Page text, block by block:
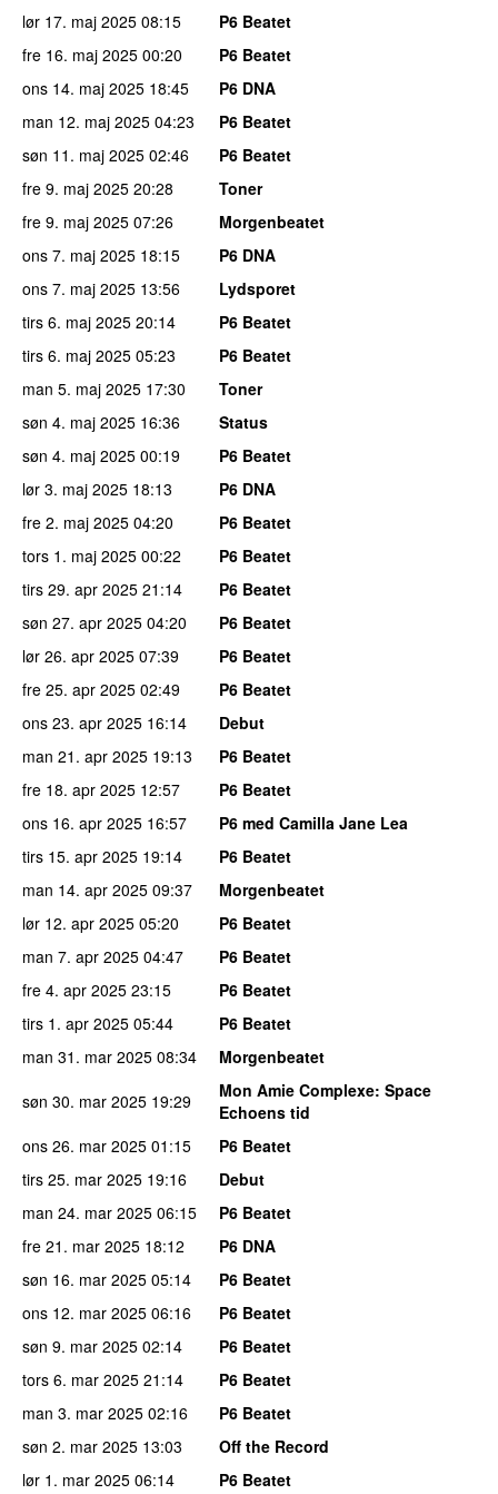
lør 17. maj 2025 08:15
P6 Beatet
fre 16. maj 2025 00:20
P6 Beatet
ons 14. maj 2025 18:45
P6 DNA
man 12. maj 2025 04:23
P6 Beatet
søn 11. maj 2025 02:46
P6 Beatet
fre 9. maj 2025 20:28
Toner
fre 9. maj 2025 07:26
Morgenbeatet
ons 7. maj 2025 18:15
P6 DNA
ons 7. maj 2025 13:56
Lydsporet
tirs 6. maj 2025 20:14
P6 Beatet
tirs 6. maj 2025 05:23
P6 Beatet
man 5. maj 2025 17:30
Toner
søn 4. maj 2025 16:36
Status
søn 4. maj 2025 00:19
P6 Beatet
lør 3. maj 2025 18:13
P6 DNA
fre 2. maj 2025 04:20
P6 Beatet
tors 1. maj 2025 00:22
P6 Beatet
tirs 29. apr 2025 21:14
P6 Beatet
søn 27. apr 2025 04:20
P6 Beatet
lør 26. apr 2025 07:39
P6 Beatet
fre 25. apr 2025 02:49
P6 Beatet
ons 23. apr 2025 16:14
Debut
man 21. apr 2025 19:13
P6 Beatet
fre 18. apr 2025 12:57
P6 Beatet
ons 16. apr 2025 16:57
P6 med Camilla Jane Lea
tirs 15. apr 2025 19:14
P6 Beatet
man 14. apr 2025 09:37
Morgenbeatet
lør 12. apr 2025 05:20
P6 Beatet
man 7. apr 2025 04:47
P6 Beatet
fre 4. apr 2025 23:15
P6 Beatet
tirs 1. apr 2025 05:44
P6 Beatet
man 31. mar 2025 08:34
Morgenbeatet
søn 30. mar 2025 19:29 Mon Amie Complexe: Space
Echoens tid
ons 26. mar 2025 01:15
P6 Beatet
tirs 25. mar 2025 19:16
Debut
man 24. mar 2025 06:15
P6 Beatet
fre 21. mar 2025 18:12
P6 DNA
søn 16. mar 2025 05:14
P6 Beatet
ons 12. mar 2025 06:16
P6 Beatet
søn 9. mar 2025 02:14
P6 Beatet
tors 6. mar 2025 21:14
P6 Beatet
man 3. mar 2025 02:16
P6 Beatet
søn 2. mar 2025 13:03
Off the Record
lør 1. mar 2025 06:14 P6 Beatet